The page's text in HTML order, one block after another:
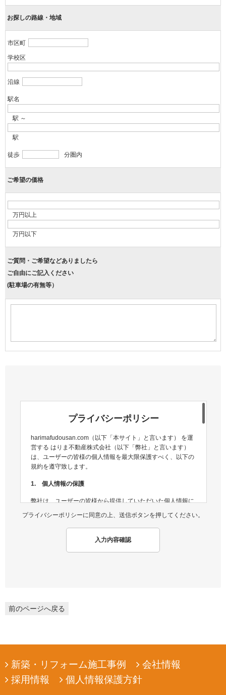
お探しの路線・地域
市区町
学校区
沿線
駅名
駅 ～
駅
徒歩 分圏内
ご希望の価格
万円以上
万円以下
ご質問・ご希望などありましたら
ご自由にご記入ください
(駐車場の有無等）
プライバシーポリシー
harimafudousan.com（以下「本サイト」と言います） を運
営する はりま不動産株式会社（以下「弊社」と言います）
は、ユーザーの皆様の個人情報を最大限保護すべく、以下の
規約を遵守致します。
1. 個人情報の保護
弊社は、ユーザーの皆様から提供していただいた個人情報に
険が生じないよう、個人情報の適切な管理及び保護に努めま
弊社は、ユーザーの皆様から提供していただいた個人情報
を、正当な理由のある場合を除き、その同意なくして第三者
プライバシーポリシーに同意の上、送信ボタンを押してください。
入力内容確認
前のページへ戻る
新築・リフォーム施工事例
会社情報
採用情報
個人情報保護方針